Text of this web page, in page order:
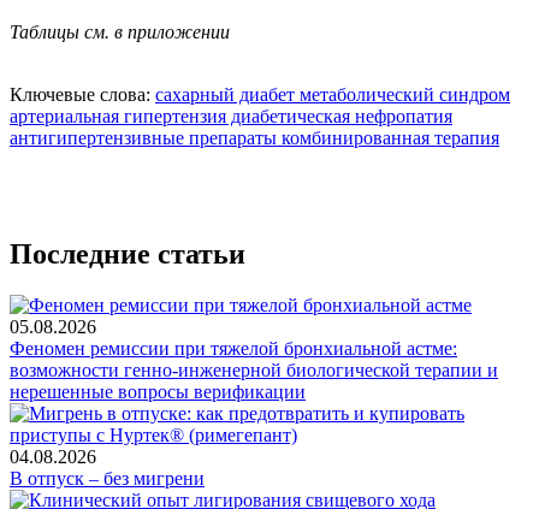
Таблицы см. в приложении
Ключевые слова: сахарный диабет метаболический синдром
артериальная гипертензия диабетическая нефропатия
антигипертензивные препараты комбинированная терапия
Последние статьи
05.08.2026
Феномен ремиссии при тяжелой бронхиальной астме:
возможности генно-инженерной биологической терапии и
нерешенные вопросы верификации
04.08.2026
В отпуск – без мигрени